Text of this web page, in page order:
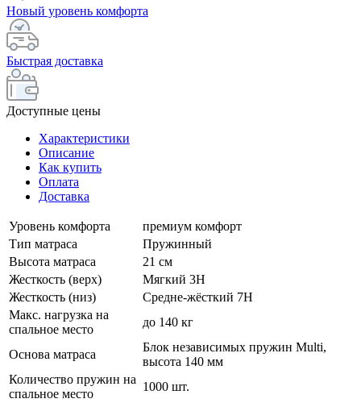
Новый уровень комфорта
Быстрая доставка
Доступные цены
Характеристики
Описание
Как купить
Оплата
Доставка
Уровень комфорта
премиум комфорт
Тип матраса
Пружинный
Высота матраса
21 см
Жесткость (верх)
Мягкий 3H
Жесткость (низ)
Средне-жёсткий 7H
Макс. нагрузка на
спальное место
до 140 кг
Основа матраса
Блок независимых пружин Multi,
высота 140 мм
Количество пружин на
спальное место
1000 шт.